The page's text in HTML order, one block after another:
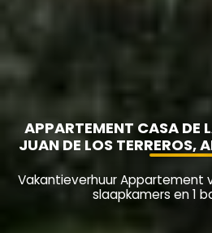
APPARTEMENT CASA DE
JUAN DE LOS TERREROS,
Vakantieverhuur Appartement
slaapkamers en 1